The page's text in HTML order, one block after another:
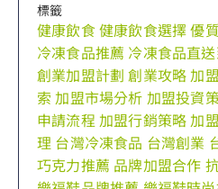
標籤
健康飲食健康飲食選擇優
冷凍食品推薦 冷凍食品直
創業加盟計劃 創業攻略加
索 加盟市場分析 加盟投資
申請流程 加盟行銷策略加
理 台灣冷凍食品 台灣創業
巧克力推薦 品牌加盟合作